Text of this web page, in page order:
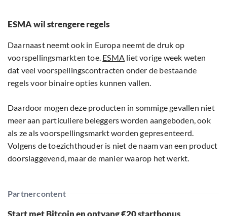
ESMA wil strengere regels
Daarnaast neemt ook in Europa neemt de druk op
voorspellingsmarkten toe. ESMA liet vorige week weten
dat veel voorspellingscontracten onder de bestaande
regels voor binaire opties kunnen vallen.
Daardoor mogen deze producten in sommige gevallen niet
meer aan particuliere beleggers worden aangeboden, ook
als ze als voorspellingsmarkt worden gepresenteerd.
Volgens de toezichthouder is niet de naam van een product
doorslaggevend, maar de manier waarop het werkt.
Partnercontent
Start met Bitcoin en ontvang €20 startbonus